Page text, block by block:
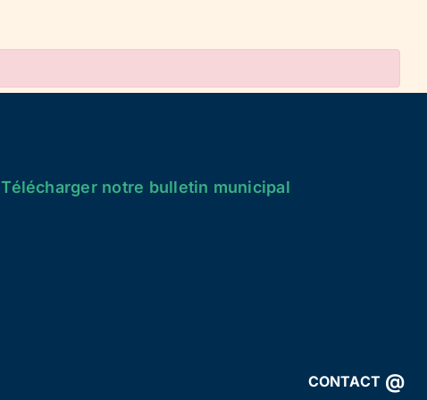
CONTACT @
Télécharger notre bulletin municipal